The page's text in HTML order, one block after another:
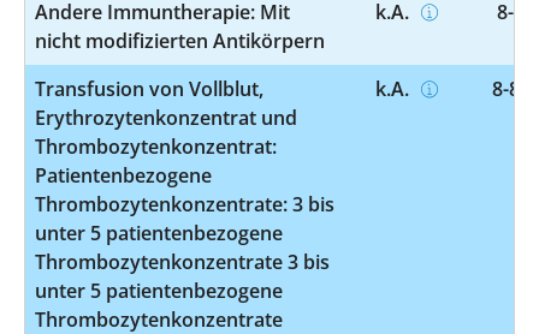
Andere Immuntherapie: Mit
nicht modifizierten Antikörpern
k.A. 8-
Transfusion von Vollblut,
Erythrozytenkonzentrat und
Thrombozytenkonzentrat:
Patientenbezogene
Thrombozytenkonzentrate: 3 bis
unter 5 patientenbezogene
Thrombozytenkonzentrate 3 bis
unter 5 patientenbezogene
Thrombozytenkonzentrate
k.A. 8-